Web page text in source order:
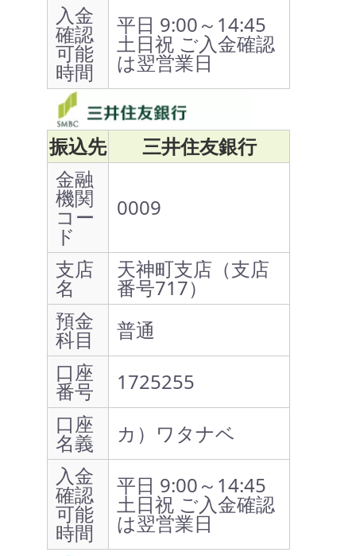
入金
確認
可能
時間
平日 9:00～14:45
土日祝 ご入金確認
は翌営業日
振込先
三井住友銀行
金融
機関
コー
ド
0009
支店
名
天神町支店（支店
番号717）
預金
科目
普通
口座
番号
1725255
口座
名義
カ）ワタナベ
入金
確認
可能
時間
平日 9:00～14:45
土日祝 ご入金確認
は翌営業日